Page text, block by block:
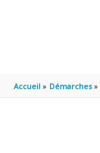
Accueil Démarches